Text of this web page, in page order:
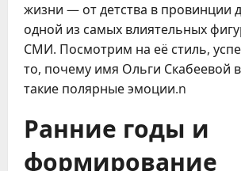
жизни — от детства в провинции
одной из самых влиятельных
СМИ. Посмотрим на её стиль,
то, почему имя Ольги Скабеевой
такие полярные эмоции.n
Ранние годы и
формирование